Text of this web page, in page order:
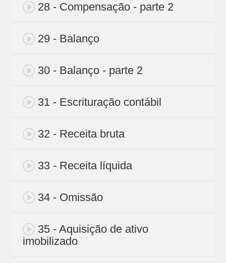
28 - Compensação - parte 2
29 - Balanço
30 - Balanço - parte 2
31 - Escrituração contábil
32 - Receita bruta
33 - Receita líquida
34 - Omissão
35 - Aquisição de ativo
imobilizado